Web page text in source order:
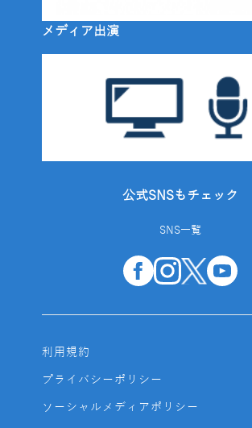
メディア出演
公式SNSもチェック
SNS一覧
利用規約
プライバシーポリシー
ソーシャルメディアポリシー